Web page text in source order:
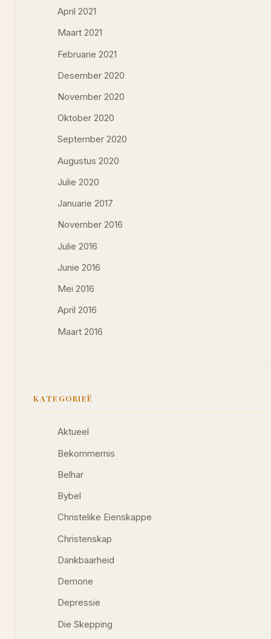
April 2021
Maart 2021
Februarie 2021
Desember 2020
November 2020
Oktober 2020
September 2020
Augustus 2020
Julie 2020
Januarie 2017
November 2016
Julie 2016
Junie 2016
Mei 2016
April 2016
Maart 2016
KATEGORIEË
Aktueel
Bekommernis
Belhar
Bybel
Christelike Eienskappe
Christenskap
Dankbaarheid
Demone
Depressie
Die Skepping